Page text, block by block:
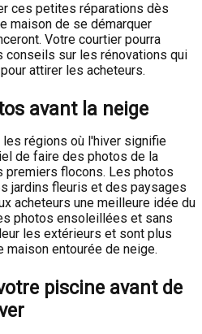
ces petites réparations dès
maison de se démarquer
Votre courtier pourra
conseils sur les rénovations qui
attirer les acheteurs.
avant la neige
régions où l'hiver signifie
de faire des photos de la
premiers flocons. Les photos
jardins fleuris et des paysages
acheteurs une meilleure idée du
photos ensoleillées et sans
les extérieurs et sont plus
maison entourée de neige.
piscine avant de